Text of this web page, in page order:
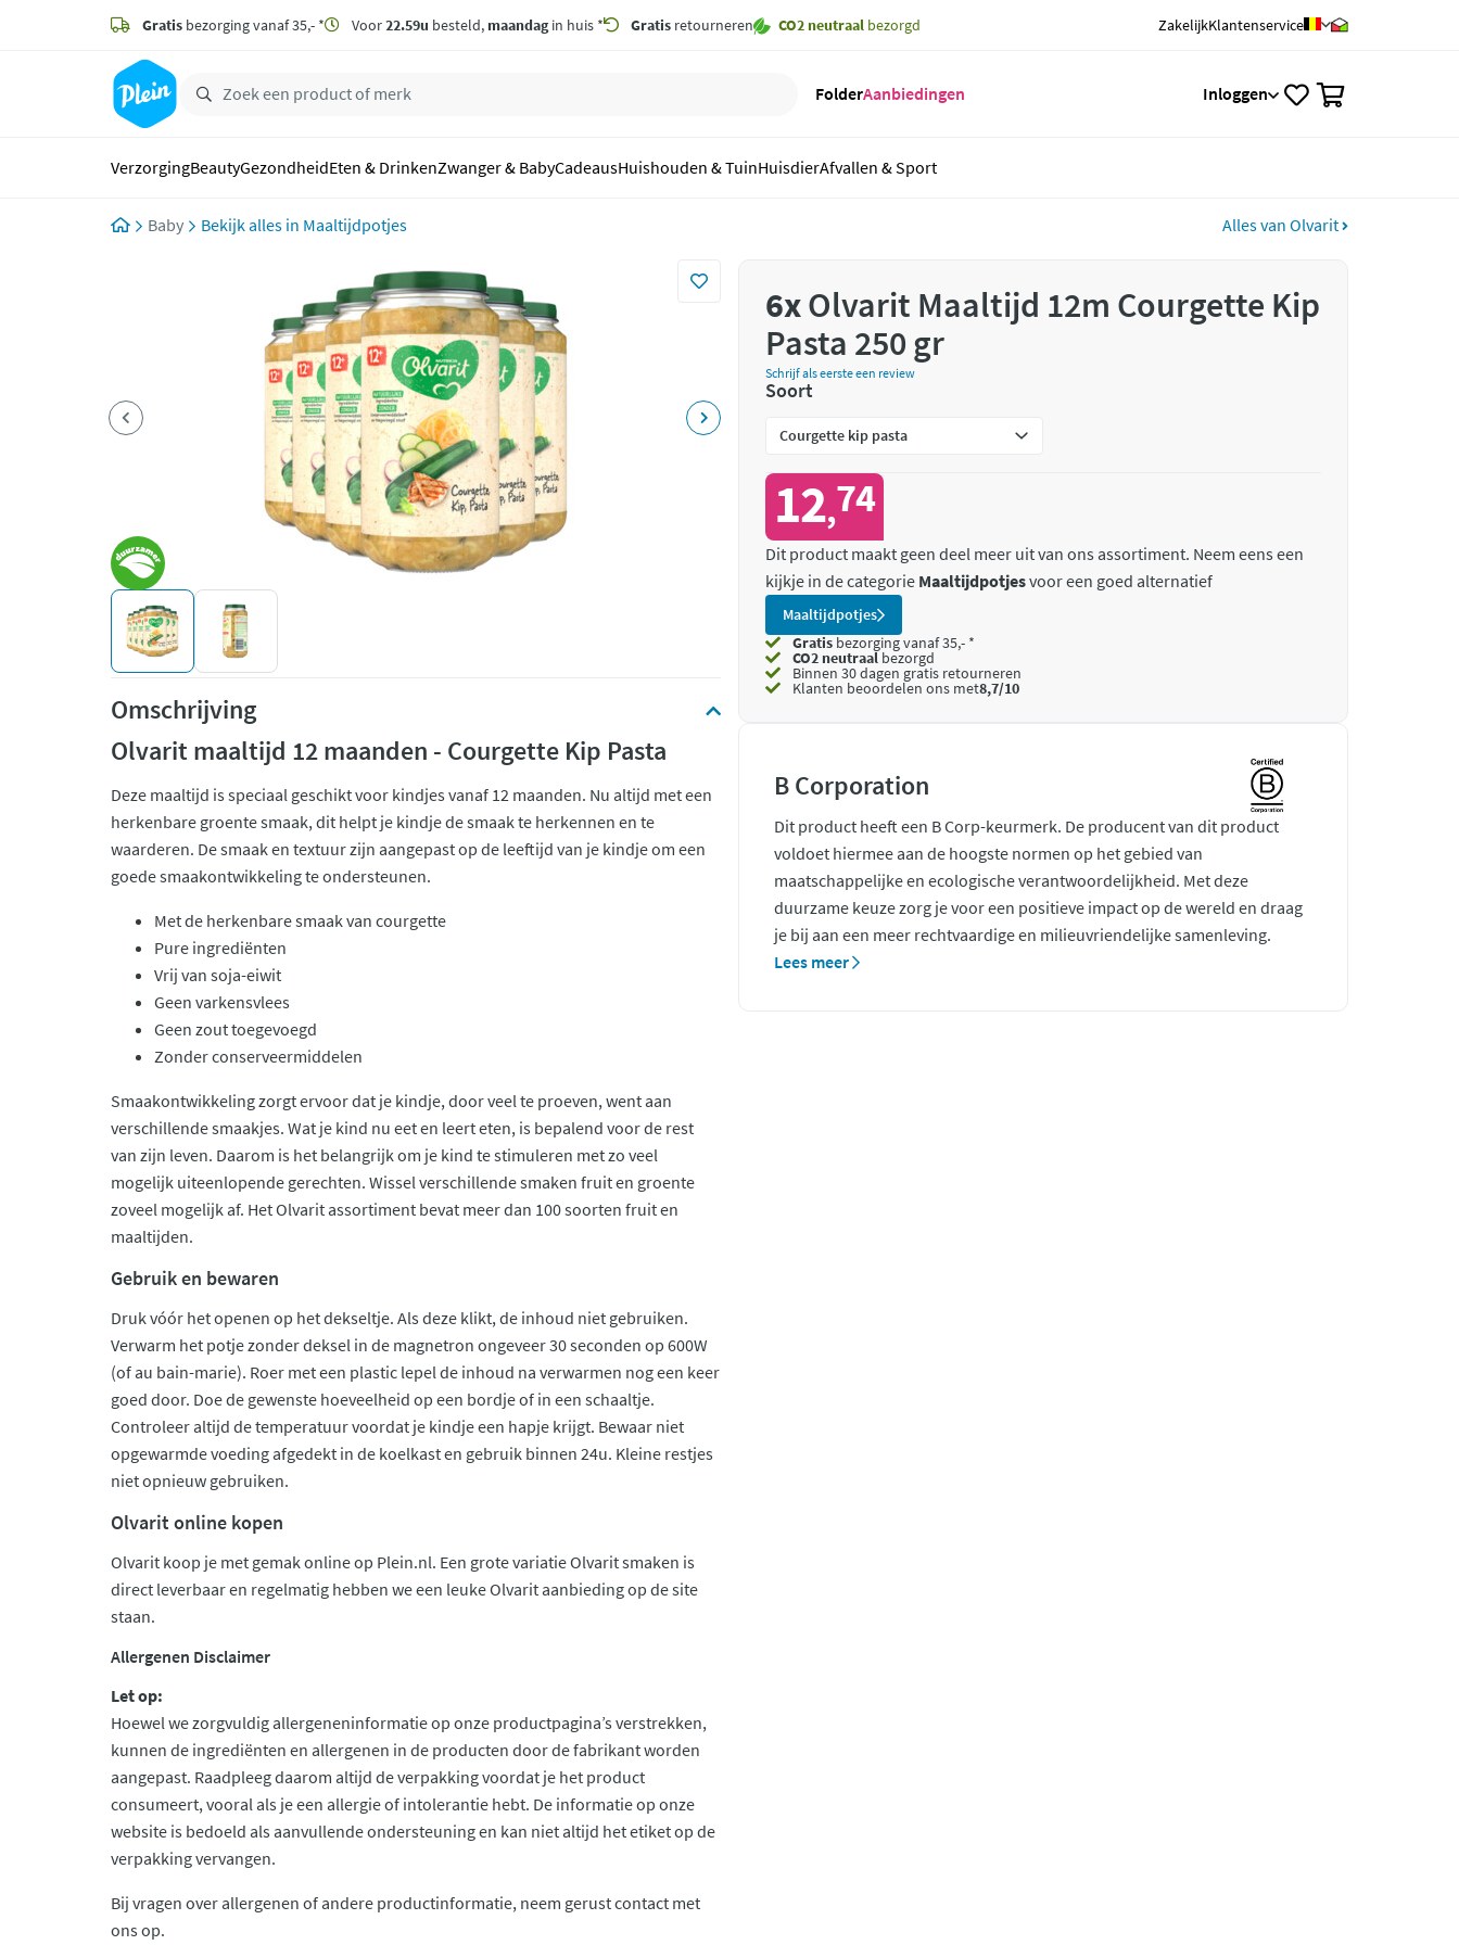
zoeken
hoofdinhoud
Gratis bezorging vanaf 35,- * Voor22.59u besteld, maandagin huis * Gratis retourneren CO2 neutraal bezorgd ZakelijkKlantenservice
FolderAanbiedingen Inloggen
VerzorgingBeautyGezondheidEten & DrinkenZwanger & BabyCadeausHuishouden & TuinHuisdierAfvallen & Sport
Baby Maaltijdpotjes Alles van Olvarit
Omschrijving
Olvarit maaltijd 12 maanden - Courgette Kip Pasta
Deze maaltijd is speciaal geschikt voor kindjes vanaf 12 maanden. Nu altijd met een
herkenbare groente smaak, dit helpt je kindje de smaak te herkennen en te
waarderen. De smaak en textuur zijn aangepast op de leeftijd van je kindje om een
goede smaakontwikkeling te ondersteunen.
Met de herkenbare smaak van courgette
Pure ingrediënten
Vrij van soja-eiwit
Geen varkensvlees
Geen zout toegevoegd
Zonder conserveermiddelen
Smaakontwikkeling zorgt ervoor dat je kindje, door veel te proeven, went aan
verschillende smaakjes. Wat je kind nu eet en leert eten, is bepalend voor de rest
van zijn leven. Daarom is het belangrijk om je kind te stimuleren met zo veel
mogelijk uiteenlopende gerechten. Wissel verschillende smaken fruit en groente
zoveel mogelijk af. Het Olvarit assortiment bevat meer dan 100 soorten fruit en
maaltijden.
Gebruik en bewaren
Druk vóór het openen op het dekseltje. Als deze klikt, de inhoud niet gebruiken.
Verwarm het potje zonder deksel in de magnetron ongeveer 30 seconden op 600W
(of au bain-marie). Roer met een plastic lepel de inhoud na verwarmen nog een keer
goed door. Doe de gewenste hoeveelheid op een bordje of in een schaaltje.
Controleer altijd de temperatuur voordat je kindje een hapje krijgt. Bewaar niet
opgewarmde voeding afgedekt in de koelkast en gebruik binnen 24u. Kleine restjes
niet opnieuw gebruiken.
Olvarit online kopen
Olvarit koop je met gemak online op Plein.nl. Een grote variatie Olvarit smaken is
direct leverbaar en regelmatig hebben we een leuke Olvarit aanbieding op de site
staan.
Allergenen Disclaimer
Let op:
Hoewel we zorgvuldig allergeneninformatie op onze productpagina’s verstrekken,
kunnen de ingrediënten en allergenen in de producten door de fabrikant worden
aangepast. Raadpleeg daarom altijd de verpakking voordat je het product
consumeert, vooral als je een allergie of intolerantie hebt. De informatie op onze
website is bedoeld als aanvullende ondersteuning en kan niet altijd het etiket op de
verpakking vervangen.
Bij vragen over allergenen of andere productinformatie, neem gerust contact met
ons op.
6xOlvarit Maaltijd 12m Courgette Kip
Pasta 250 gr
Schrijf als eerste een review
Soort
12,74
Dit product maakt geen deel meer uit van ons assortiment. Neem eens een
kijkje in de categorie Maaltijdpotjesvoor een goed alternatief
Maaltijdpotjes
Gratis bezorging vanaf 35,- *
CO2 neutraalbezorgd
Binnen 30 dagen gratis retourneren
Klanten beoordelen ons met8,7/10
B Corporation
Dit product heeft een B Corp-keurmerk. De producent van dit product
voldoet hiermee aan de hoogste normen op het gebied van
maatschappelijke en ecologische verantwoordelijkheid. Met deze
duurzame keuze zorg je voor een positieve impact op de wereld en draag
je bij aan een meer rechtvaardige en milieuvriendelijke samenleving.
Lees meer